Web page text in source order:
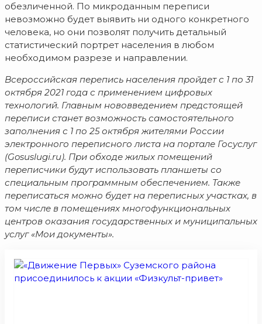
обезличенной. По микроданным переписи
невозможно будет выявить ни одного конкретного
человека, но они позволят получить детальный
статистический портрет населения в любом
необходимом разрезе и направлении.
Всероссийская перепись населения пройдет с 1 по 31
октября 2021 года с применением цифровых
технологий. Главным нововведением предстоящей
переписи станет возможность самостоятельного
заполнения с 1 по 25 октября жителями России
электронного переписного листа на портале Госуслуг
(Gosuslugi.ru). При обходе жилых помещений
переписчики будут использовать планшеты со
специальным программным обеспечением. Также
переписаться можно будет на переписных участках, в
том числе в помещениях многофункциональных
центров оказания государственных и муниципальных
услуг «Мои документы».